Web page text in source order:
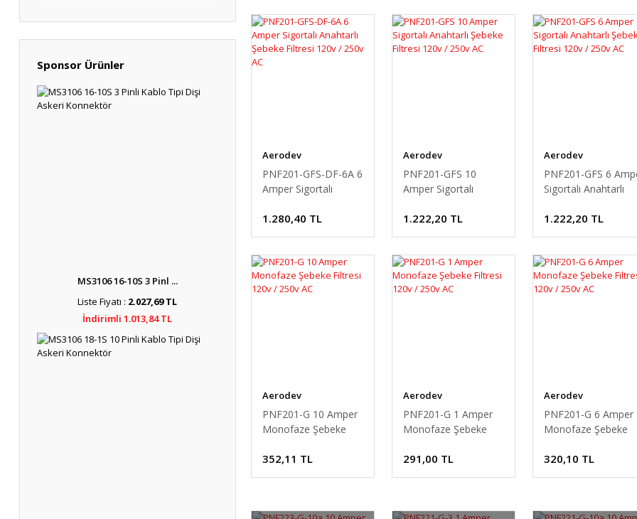
Sponsor Ürünler
MS3106 16-10S 3 Pinl ...
Liste Fiyatı : 2.027,69 TL
İndirimli 1.013,84 TL
Aerodev
PNF201-GFS-DF-6A 6
Amper Sigortalı
Filtresi 120v / 250v
AC
1.280,40 TL
Aerodev
PNF201-GFS 10
Amper Sigortalı
Filtresi 120v / 250v
AC
1.222,20 TL
Aerodev
PNF201-GFS 6
Sigortalı Anahtarlı
250v AC
1.222,20 TL
Aerodev
PNF201-G 10 Amper
Monofaze Şebeke
AC
352,11 TL
Aerodev
PNF201-G 1 Amper
Monofaze Şebeke
AC
291,00 TL
Aerodev
PNF201-G 6 Amper
Monofaze Şebeke
AC
320,10 TL